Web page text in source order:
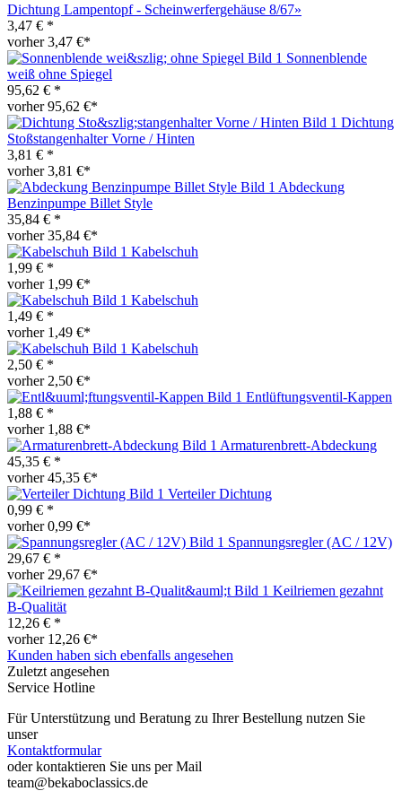
Dichtung Lampentopf - Scheinwerfergehäuse 8/67»
3,47 € *
vorher 3,47 €*
Sonnenblende
weiß ohne Spiegel
95,62 € *
vorher 95,62 €*
Dichtung
Stoßstangenhalter Vorne / Hinten
3,81 € *
vorher 3,81 €*
Abdeckung
Benzinpumpe Billet Style
35,84 € *
vorher 35,84 €*
Kabelschuh
1,99 € *
vorher 1,99 €*
Kabelschuh
1,49 € *
vorher 1,49 €*
Kabelschuh
2,50 € *
vorher 2,50 €*
Entlüftungsventil-Kappen
1,88 € *
vorher 1,88 €*
Armaturenbrett-Abdeckung
45,35 € *
vorher 45,35 €*
Verteiler Dichtung
0,99 € *
vorher 0,99 €*
Spannungsregler (AC / 12V)
29,67 € *
vorher 29,67 €*
Keilriemen gezahnt
B-Qualität
12,26 € *
vorher 12,26 €*
Kunden haben sich ebenfalls angesehen
Zuletzt angesehen
Service Hotline
Für Unterstützung und Beratung zu Ihrer Bestellung nutzen Sie
unser
Kontaktformular
oder kontaktieren Sie uns per Mail
team@bekaboclassics.de